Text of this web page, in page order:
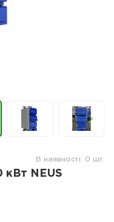
В наявності: 0 шт.
кВт NEUS